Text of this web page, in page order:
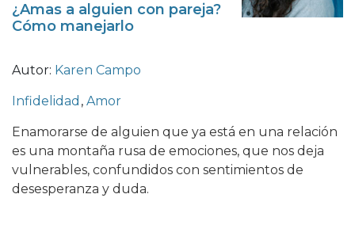
¿Amas a alguien con pareja?
Cómo manejarlo
Autor: Karen Campo
Infidelidad, Amor
Enamorarse de alguien que ya está en una relación
es una montaña rusa de emociones, que nos deja
vulnerables, confundidos con sentimientos de
desesperanza y duda.